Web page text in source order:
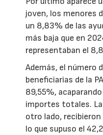
joven, los menores
un 8,83% de las
más baja que en
representaban el
Además, el número
beneficiarias de la
89,55%,
importes totales.
otro lado, recibieron
lo que supuso el